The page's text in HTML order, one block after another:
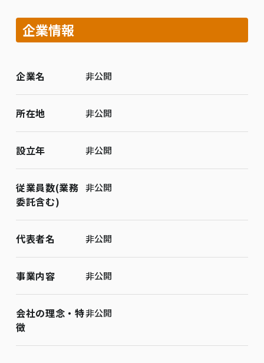
企業情報
企業名 非公開
所在地 非公開
設立年 非公開
従業員数(業務
委託含む)
非公開
代表者名 非公開
事業内容 非公開
会社の理念・特
徴
非公開